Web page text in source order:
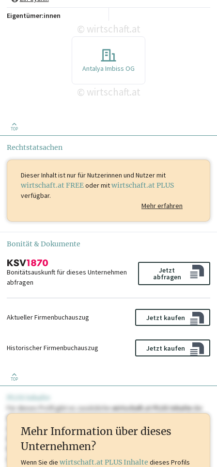
Eigentümer:innen
© wirtschaft.at
Antalya Imbiss OG
© wirtschaft.at
TOP
Rechtstatsachen
Dieser Inhalt istnur für Nutzerinnen und Nutzer mit
wirtschaft.at FREEoder mitwirtschaft.at PLUS
verfügbar.
Mehr erfahren
Bonität & Dokumente
Bonitätsauskunft für dieses Unternehmen
abfragen
Jetzt
abfragen
Aktueller Firmenbuchauszug Jetzt kaufen
Historischer Firmenbuchauszug Jetzt kaufen
TOP
PLUS Inhalte
Für dieses Profil gibt es zusätzlichewirtschaft.at PLUS Inhaltedie
Sie momentan nicht einsehen können. Schalten Sie dieses Profil frei
oder loggen Sie sich ein um diese Inhalte zu sehen. wirtschaft.at PLUS
Marken, Patente, Rechtstatsachen, OTS-Aussendungen, und viele
mehr.
Mehr Information über dieses
Unternehmen?
Wenn Sie die wirtschaft.at PLUS Inhalte dieses Profils